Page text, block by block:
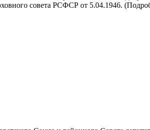
совета РСФСР от 5.04.1946.